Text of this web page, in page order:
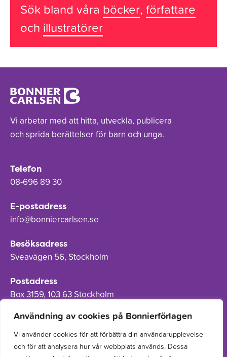
Användning av cookies på Bonnierförlagen
Vi använder cookies för att förbättra din användarupplevelse
och för att analysera hur vår webbplats används. Dessa
Sök bland våra böcker, författare
och illustratörer
Vi arbetar med att hitta, utveckla, publicera
och sprida berättelser för barn och unga.
Telefon
08-696 89 30
E-postadress
info@bonniercarlsen.se
Besöksadress
Sveavägen 56, Stockholm
Postadress
Box 3159, 103 63 Stockholm
Om Bonnierförlagen